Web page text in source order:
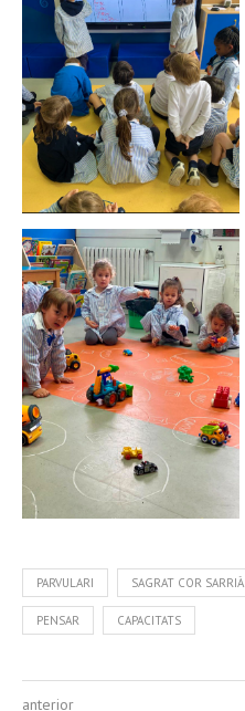
PARVULARI SAGRAT COR SARRIÀ
PENSAR CAPACITATS
anterior